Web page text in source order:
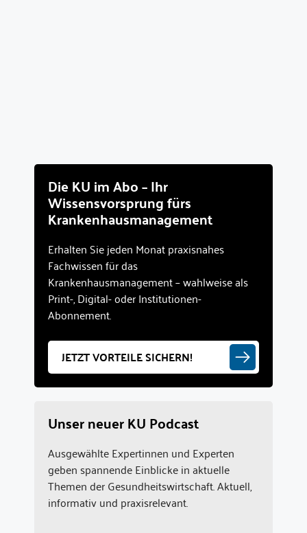
Die KU im Abo – Ihr
Wissensvorsprung fürs
Krankenhausmanagement
Erhalten Sie jeden Monat praxisnahes
Fachwissen für das
Krankenhausmanagement – wahlweise als
Print-, Digital- oder Institutionen-
Abonnement.
JETZT VORTEILE SICHERN!
Unser neuer KU Podcast
Ausgewählte Expertinnen und Experten
geben spannende Einblicke in aktuelle
Themen der Gesundheitswirtschaft. Aktuell,
informativ und praxisrelevant.